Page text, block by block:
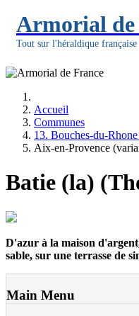
Armorial de
Tout sur l'héraldique française
Accueil
Communes
13. Bouches-du-
Aix-en-Provence
Batie (la)
D'azur à la maison
sable, sur une terrasse de
Main Menu